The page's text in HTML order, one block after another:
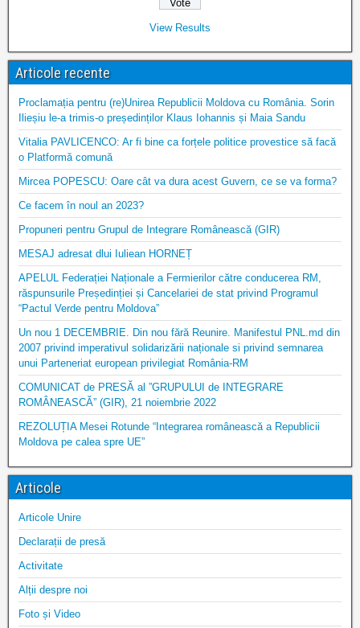
View Results
Articole recente
Proclamația pentru (re)Unirea Republicii Moldova cu România. Sorin
Ilieșiu le-a trimis-o președinților Klaus Iohannis și Maia Sandu
Vitalia PAVLICENCO: Ar fi bine ca forțele politice provestice să facă
o Platformă comună
Mircea POPESCU: Oare cât va dura acest Guvern, ce se va forma?
Ce facem în noul an 2023?
Propuneri pentru Grupul de Integrare Românească (GIR)
MESAJ adresat dlui Iuliean HORNEȚ
APELUL Federației Naționale a Fermierilor către conducerea RM,
răspunsurile Președinției și Cancelariei de stat privind Programul
“Pactul Verde pentru Moldova”
Un nou 1 DECEMBRIE. Din nou fără Reunire. Manifestul PNL.md din
2007 privind imperativul solidarizării naționale si privind semnarea
unui Parteneriat european privilegiat România-RM
COMUNICAT de PRESĂ al ”GRUPULUI de INTEGRARE
ROMÂNEASCĂ” (GIR), 21 noiembrie 2022
REZOLUȚIA Mesei Rotunde “Integrarea românească a Republicii
Moldova pe calea spre UE”
Articole
Articole Unire
Declarații de presă
Activitate
Alții despre noi
Foto și Video